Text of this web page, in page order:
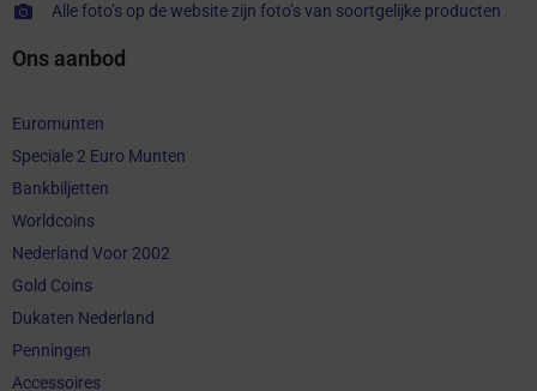
Alle foto’s op de website zijn foto’s van soortgelijke producten
Ons aanbod
Euromunten
Speciale 2 Euro Munten
Bankbiljetten
Worldcoins
Nederland Voor 2002
Gold Coins
Dukaten Nederland
Penningen
Accessoires